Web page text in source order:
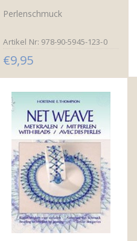
Perlenschmuck
Artikel Nr: 978-90-5945-123-0
€9,95